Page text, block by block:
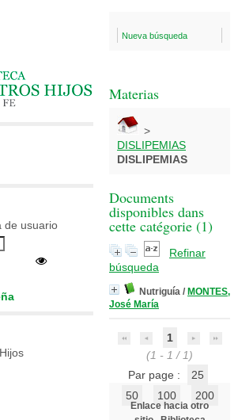
Nueva búsqueda
Materias
>
DISLIPEMIAS
DISLIPEMIAS
Documents
disponibles dans
cette catégorie (1)
Refinar
búsqueda
Nutriguía / MONTES,
José María
1
(1 - 1 / 1)
Par page :
25
50
100 200
Enlace hacia otro
de usuario